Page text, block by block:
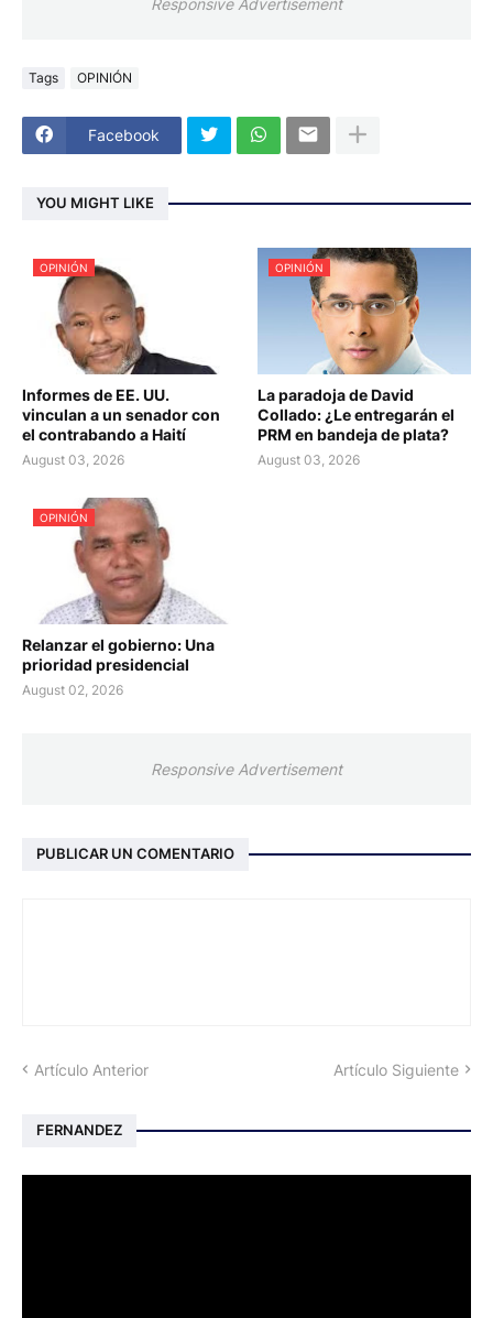
Tags OPINIÓN
Facebook
YOU MIGHT LIKE
OPINIÓN
Informes de EE. UU.
vinculan a un senador con
el contrabando a Haití
August 03, 2026
OPINIÓN
La paradoja de David
Collado: ¿Le entregarán el
PRM en bandeja de plata?
August 03, 2026
OPINIÓN
Relanzar el gobierno: Una
prioridad presidencial
August 02, 2026
Responsive Advertisement
PUBLICAR UN COMENTARIO
Artículo Anterior Artículo Siguiente
FERNANDEZ